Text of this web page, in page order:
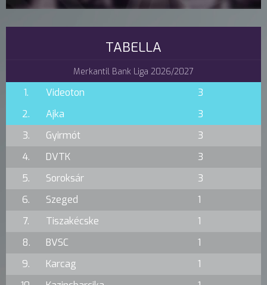
TABELLA
Merkantil Bank Liga 2026/2027
1. Videoton
3
2.
Ajka
3
3.
Gyirmót
3
4.
DVTK
3
5.
Soroksár
3
6.
Szeged
1
7.
Tiszakécske
1
8.
BVSC
1
9.
Karcag
1